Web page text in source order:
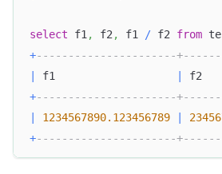
select f1 , f2 , f1 / f2 from
+----------------------
f1
+----------------------
1234567890.123456789
+----------------------